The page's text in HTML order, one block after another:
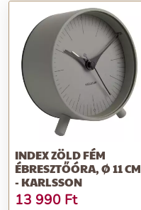
INDEX ZÖLD FÉM
ÉBRESZTŐÓRA, Ø 11 CM
- KARLSSON
13 990 Ft